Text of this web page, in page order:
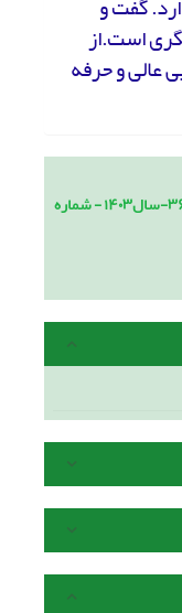
گفت و
است.از
عالی و حرفه
دوره 33، مجله پیام زن اردیبهشت-مسلسل ۳۶۲-سال۱۴۰۳ - شماره